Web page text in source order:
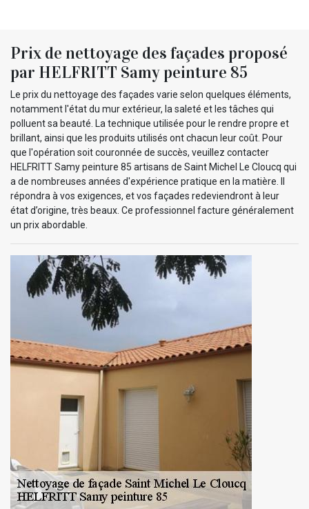
Prix de nettoyage des façades proposé
par HELFRITT Samy peinture 85
Le prix du nettoyage des façades varie selon quelques éléments,
notamment l'état du mur extérieur, la saleté et les tâches qui
polluent sa beauté. La technique utilisée pour le rendre propre et
brillant, ainsi que les produits utilisés ont chacun leur coût. Pour
que l'opération soit couronnée de succès, veuillez contacter
HELFRITT Samy peinture 85 artisans de Saint Michel Le Cloucq qui
a de nombreuses années d'expérience pratique en la matière. Il
répondra à vos exigences, et vos façades redeviendront à leur
état d’origine, très beaux. Ce professionnel facture généralement
un prix abordable.